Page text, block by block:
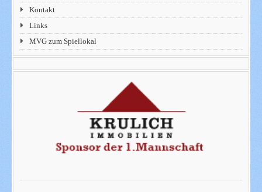
Kontakt
Links
MVG zum Spiellokal